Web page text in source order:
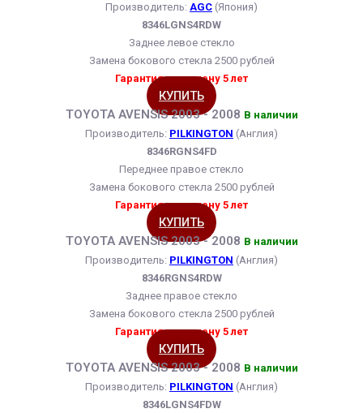
Производитель: AGC (Япония)
8346LGNS4RDW
Заднее левое стекло
Замена бокового стекла 2500 рублей
Гарантия на замену 5 лет
КУПИТЬ
TOYOTA AVENSIS 2003 - 2008 В наличии
Производитель: PILKINGTON (Англия)
8346RGNS4FD
Переднее правое стекло
Замена бокового стекла 2500 рублей
Гарантия на замену 5 лет
КУПИТЬ
TOYOTA AVENSIS 2003 - 2008 В наличии
Производитель: PILKINGTON (Англия)
8346RGNS4RDW
Заднее правое стекло
Замена бокового стекла 2500 рублей
Гарантия на замену 5 лет
КУПИТЬ
TOYOTA AVENSIS 2003 - 2008 В наличии
Производитель: PILKINGTON (Англия)
8346LGNS4FDW